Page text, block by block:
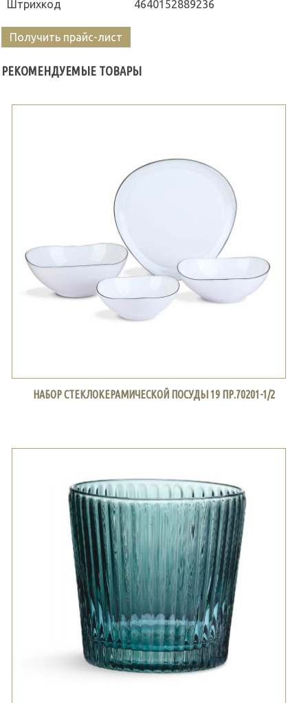
Штрихкод
4640152889236
Получить прайс-лист
РЕКОМЕНДУЕМЫЕ ТОВАРЫ
НАБОР СТЕКЛОКЕРАМИЧЕСКОЙ ПОСУДЫ 19 ПР.70201-1/2